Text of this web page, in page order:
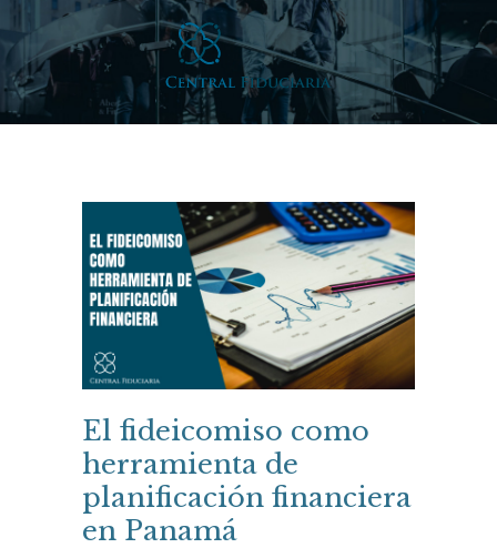
El fideicomiso como
herramienta de
planificación financiera
en Panamá